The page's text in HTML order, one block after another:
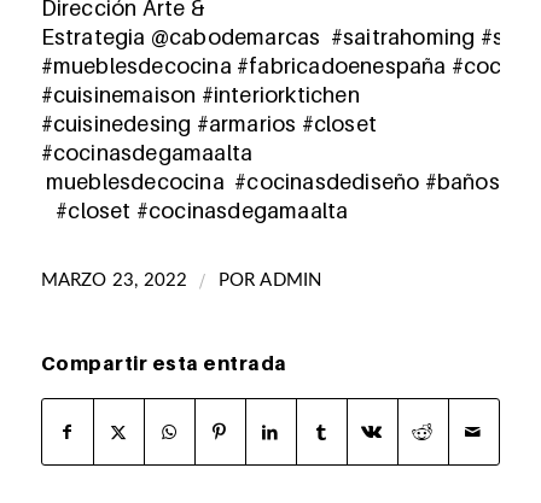
Dirección Arte &
Estrategia @cabodemarcas #saitrahoming
#mueblesdecocina #fabricadoenespaña
#cuisinemaison #interiorktichen
#cuisinedesing #armarios #closet
#cocinasdegamaalta
mueblesdecocina #cocinasdediseño #baños
#closet #cocinasdegamaalta
MARZO 23, 2022 / PORADMIN
Compartir esta entrada